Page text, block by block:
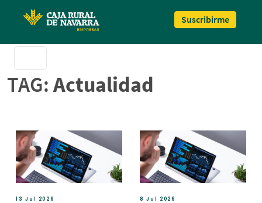
Suscribirme
TAG: Actualidad
13 Jul 2026 8 Jul 2026